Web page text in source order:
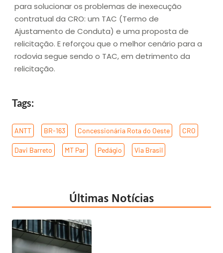
para solucionar os problemas de inexecução
contratual da CRO: um TAC (Termo de
Ajustamento de Conduta) e uma proposta de
relicitação. E reforçou que o melhor cenário para a
rodovia segue sendo o TAC, em detrimento da
relicitação.
Tags:
ANTT BR-163 Concessionária Rota do Oeste CRO
Davi Barreto MT Par Pedágio Via Brasil
Últimas Notícias